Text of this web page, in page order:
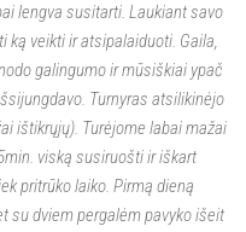
lengva susitarti. Laukiant savo
ką veikti ir atsipalaiduoti. Gaila,
galingumo ir mūsiškiai ypač
Turnyras atsilikinėjo
ištikrųjų). Turėjome labai mažai
viską susiruošti ir iškart
pritrūko laiko. Pirmą dieną
su dviem pergalėm pavyko išeit